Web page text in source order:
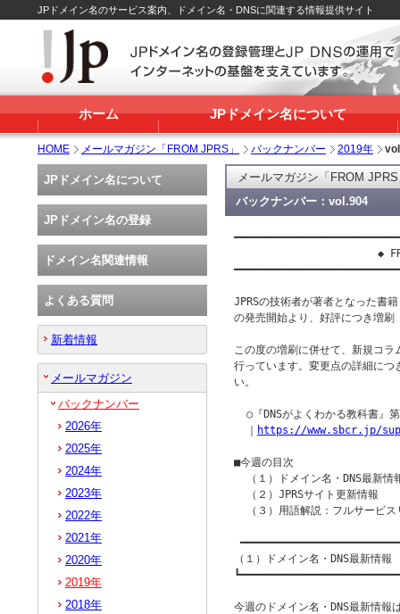
JPドメイン名のサービス案内、ドメイン名・DNSに関連する情報提供サイト
ホーム JPドメイン名について
HOME メールマガジン「FROM JPRS」 バックナンバー 2019年
メールマガジン「FROM
バックナンバー：vol.904
◆
JPRSの技術者が著者となった書
の発売開始より、好評につき増
この度の増刷に併せて、新規コ
行っています。変更点の詳細に
い。
○『DNSがよくわかる教科書』
https://www.sbcr.jp/
■今週の目次
（１）ドメイン名・DNS最新情
  （２）JPRSサイト更新情報
（３）用語解説：フルサービ
（１）ドメイン名・DNS最新情報
今週のドメイン名・DNS最新情報
JPドメイン名について
JPドメイン名の登録
ドメイン名関連情報
よくある質問
新着情報
メールマガジン
バックナンバー
2026年
2025年
2024年
2023年
2022年
2021年
2020年
2019年
2018年